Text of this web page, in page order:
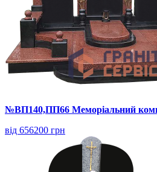
№ВП140,ПП66 Меморіальний
від 656200 грн